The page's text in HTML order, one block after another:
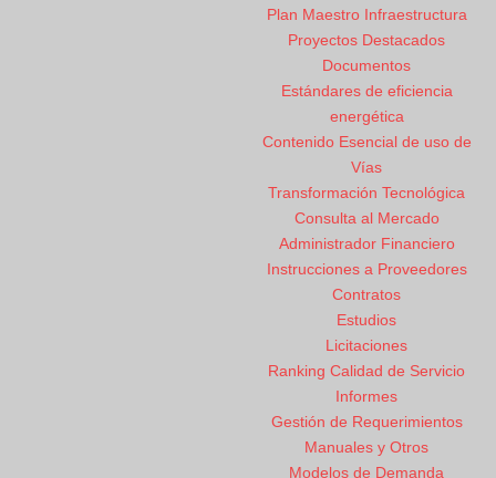
Plan Maestro Infraestructura
Proyectos Destacados
Documentos
Estándares de eficiencia
energética
Contenido Esencial de uso de
Vías
Transformación Tecnológica
Consulta al Mercado
Administrador Financiero
Instrucciones a Proveedores
Contratos
Estudios
Licitaciones
Ranking Calidad de Servicio
Informes
Gestión de Requerimientos
Manuales y Otros
Modelos de Demanda